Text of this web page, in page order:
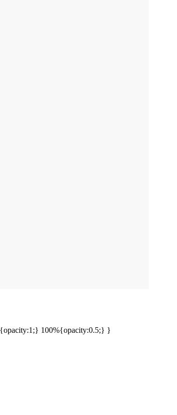
100%{opacity:0.5;} }